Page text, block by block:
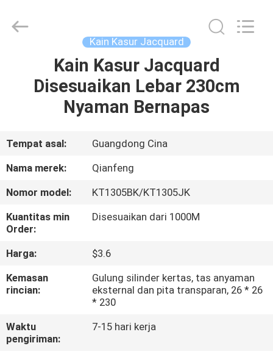
RUMAH
PRODUK
TAMPILAN
VR
TENTANG
KAMI
TUR
PABRIK
KONTROL
KUALITAS
Ltd..
Kain Kasur Jacquard
Kain Kasur Jacquard
Disesuaikan Lebar 230cm
Nyaman Bernapas
Tempat asal:
Guangdong Cina
Nama merek:
Qianfeng
Nomor model:
KT1305BK/KT1305JK
Kuantitas min
Order:
Disesuaikan dari 1000M
Harga:
$3.6
Kemasan
rincian:
Gulung silinder kertas, tas anyaman
eksternal dan pita transparan, 26 * 26
* 230
Waktu
pengiriman:
7-15 hari kerja